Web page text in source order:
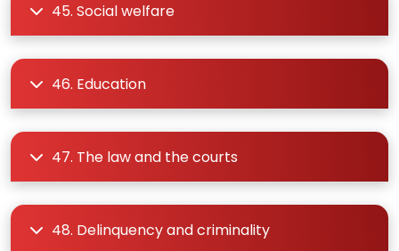
45. Social welfare
46. Education
47. The law and the courts
48. Delinquency and criminality